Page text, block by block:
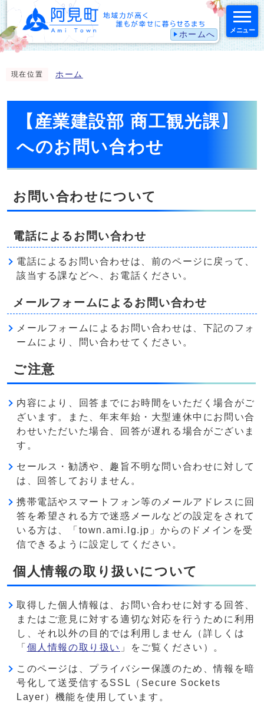
ホームへ メニュー
現在位置 ホーム
【産業建設部 商工観光課】
へのお問い合わせ
お問い合わせについて
電話によるお問い合わせ
電話によるお問い合わせは、前のページに戻って、
該当する課などへ、お電話ください。
メールフォームによるお問い合わせ
メールフォームによるお問い合わせは、下記のフォ
ームにより、問い合わせてください。
ご注意
内容により、回答までにお時間をいただく場合がご
ざいます。また、年末年始・大型連休中にお問い合
わせいただいた場合、回答が遅れる場合がございま
す。
セールス・勧誘や、趣旨不明な問い合わせに対して
は、回答しておりません。
携帯電話やスマートフォン等のメールアドレスに回
答を希望される方で迷惑メールなどの設定をされて
いる方は、「town.ami.lg.jp」からのドメインを受
信できるように設定してください。
個人情報の取り扱いについて
取得した個人情報は、お問い合わせに対する回答、
またはご意見に対する適切な対応を行うために利用
し、それ以外の目的では利用しません（詳しくは
「 個人情報の取り扱い 」をご覧ください）。
このページは、プライバシー保護のため、情報を暗
号化して送受信するSSL（Secure Sockets
Layer）機能を使用しています。